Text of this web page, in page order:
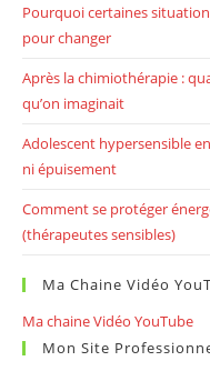
Pourquoi certaines
pour changer
Après la chimiothérapie :
qu’on imaginait
Adolescent hypersensible
ni épuisement
Comment se protéger
(thérapeutes sensibles)
Ma Chaine Vidéo
Ma chaine Vidéo YouTube
Mon Site